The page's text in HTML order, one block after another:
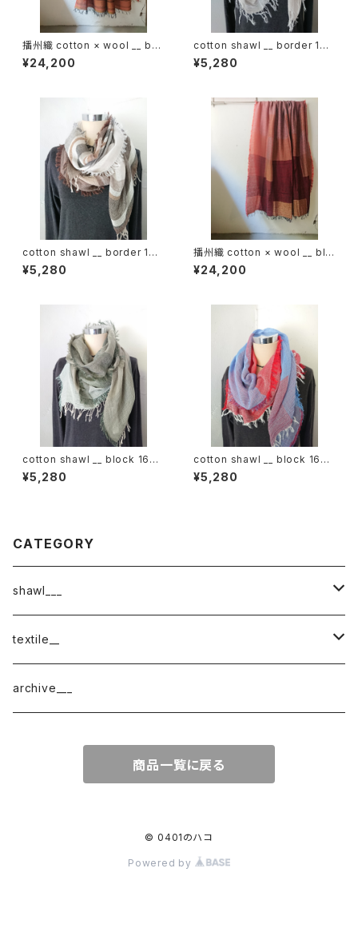
播州織 cotton × wool __ bor
der 220-120 落葉GK
¥24,200
cotton shawl __ border 160
鳴砂w
¥5,280
cotton shawl __ border 160
春泥w
¥5,280
播州織 cotton × wool __ blo
ck 220-120 埋火GK
¥24,200
cotton shawl __ block 160
深閑w
¥5,280
cotton shawl __ block 160
初日影w
¥5,280
CATEGORY
shawl___
cotton
border
cotton × wool
textile__
織物
archive___
商品一覧に戻る
© 0401のハコ
Powered by